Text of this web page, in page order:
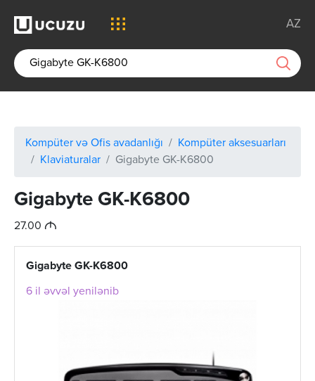
AZ
Kompüter və Ofis avadanlığı
Kompüter aksesuarları
Klaviaturalar
Gigabyte GK-K6800
Gigabyte GK-K6800
27.00 M
Gigabyte GK-K6800
6 il əvvəl yenilənib